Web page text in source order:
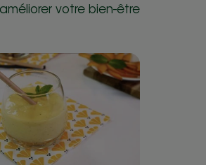
votre bien-être